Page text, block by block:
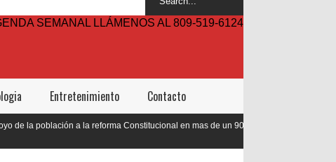
SEMANAL LLÁMENOS AL 809-519-6124
Entretenimiento Contacto
Constitucional en mas de un 90
Nacionalización del Trabajo, un